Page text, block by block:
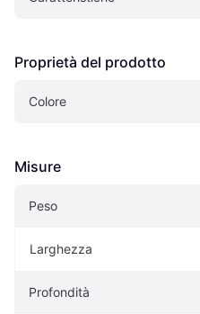
Proprietà del prodotto
Colore
Misure
Peso
Larghezza
Profondità